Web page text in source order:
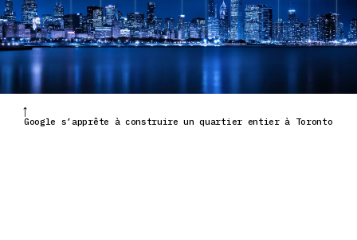
Google s’apprête à construire un quartier entier à Toronto